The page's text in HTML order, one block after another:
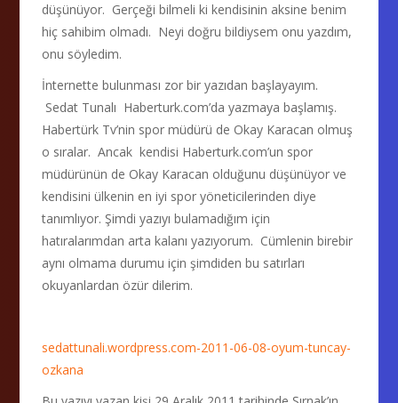
düşünüyor. Gerçeği bilmeli ki kendisinin aksine benim
hiç sahibim olmadı. Neyi doğru bildiysem onu yazdım,
onu söyledim.
İnternette bulunması zor bir yazıdan başlayayım.
Sedat Tunalı Haberturk.com’da yazmaya başlamış.
Habertürk Tv’nin spor müdürü de Okay Karacan olmuş
o sıralar. Ancak kendisi Haberturk.com’un spor
müdürünün de Okay Karacan olduğunu düşünüyor ve
kendisini ülkenin en iyi spor yöneticilerinden diye
tanımlıyor. Şimdi yazıyı bulamadığım için
hatıralarımdan arta kalanı yazıyorum. Cümlenin birebir
aynı olmama durumu için şimdiden bu satırları
okuyanlardan özür dilerim.
sedattunali.wordpress.com-2011-06-08-oyum-tuncay-
ozkana